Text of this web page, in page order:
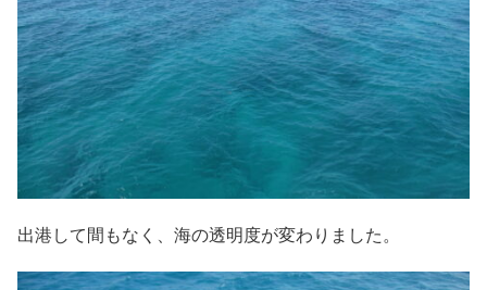
出港して間もなく、海の透明度が変わりました。